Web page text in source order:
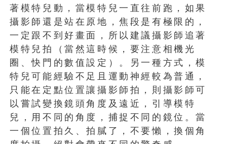
著模特兒動，當模特兒一直往前跑，如果
攝影師還是站在原地，焦段是有極限的，
一定跟不到好畫面，所以建議攝影師追著
模特兒拍（當然這時候，要注意相機光
圈、快門的數值設定）。另一種方式，模
特兒可能經驗不足且運動神經較為普通，
只能在定點位置讓攝影師拍，則攝影師可
以嘗試變換鏡頭角度及遠近，引導模特
兒，用不同的角度，捕捉不同的鏡位。當
一個位置拍久、拍膩了，不要懶，換個角